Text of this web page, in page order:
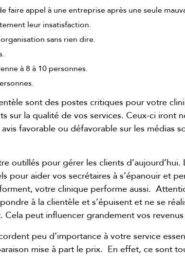
faire appel à une entreprise après une seule
leur insatisfaction.
sans rien dire.
à 8 à 10 personnes.
sont des postes critiques pour votre
sur la qualité de vos services. Ceux-ci iront
favorable ou défavorable sur les médias
outillés pour gérer les clients d’aujourd’hui.
pour aider vos secrétaires à s’épanouir et
votre clinique performe aussi.
à la clientèle et s’épuisent et ne se
peut influencer grandement vos
peu d’importance à votre service
mise à part le prix. En effet, ce sont